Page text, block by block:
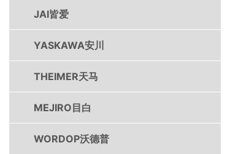
JAI皆爱
YASKAWA安川
THEIMER天马
MEJIRO目白
WORDOP沃德普